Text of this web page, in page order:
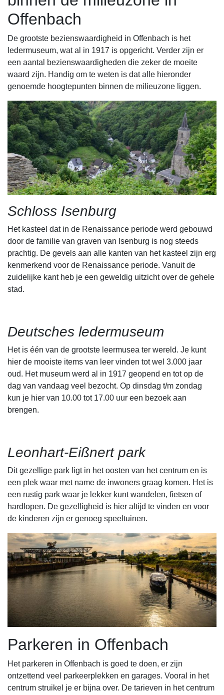
Offenbach
De grootste bezienswaardigheid in Offenbach is het
ledermuseum, wat al in 1917 is opgericht. Verder zijn er
een aantal bezienswaardigheden die zeker de moeite
waard zijn. Handig om te weten is dat alle hieronder
genoemde hoogtepunten binnen de milieuzone liggen.
Schloss Isenburg
Het kasteel dat in de Renaissance periode werd gebouwd
door de familie van graven van Isenburg is nog steeds
prachtig. De gevels aan alle kanten van het kasteel zijn erg
kenmerkend voor de Renaissance periode. Vanuit de
zuidelijke kant heb je een geweldig uitzicht over de gehele
stad.
Deutsches ledermuseum
Het is één van de grootste leermusea ter wereld. Je kunt
hier de mooiste items van leer vinden tot wel 3.000 jaar
oud. Het museum werd al in 1917 geopend en tot op de
dag van vandaag veel bezocht. Op dinsdag t/m zondag
kun je hier van 10.00 tot 17.00 uur een bezoek aan
brengen.
Leonhart-Eißnert park
Dit gezellige park ligt in het oosten van het centrum en is
een plek waar met name de inwoners graag komen. Het is
een rustig park waar je lekker kunt wandelen, fietsen of
hardlopen. De gezelligheid is hier altijd te vinden en voor
de kinderen zijn er genoeg speeltuinen.
Parkeren in Offenbach
Het parkeren in Offenbach is goed te doen, er zijn
ontzettend veel parkeerplekken en garages. Vooral in het
centrum struikel je er bijna over. De tarieven in het centrum